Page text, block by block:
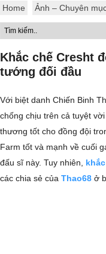
Home Ảnh – Chuyên
Khắc chế Cresht
tướng đối đầu
Với biệt danh Chiến Binh
chống chịu trên cả tuyệt
thương tốt cho đồng đội
Farm tốt và mạnh về cuối
đấu sĩ này. Tuy nhiên,
các chia sẻ của Thao68 ở